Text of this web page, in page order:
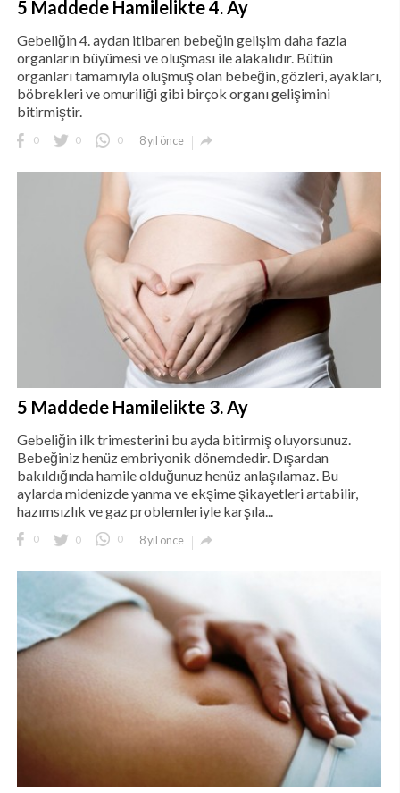
5 Maddede Hamilelikte 4. Ay
Gebeliğin 4. aydan itibaren bebeğin gelişim daha fazla
organların büyümesi ve oluşması ile alakalıdır. Bütün
organları tamamıyla oluşmuş olan bebeğin, gözleri, ayakları,
böbrekleri ve omuriliği gibi birçok organı gelişimini
bitirmiştir.
0 0 0 8 yıl önce 
5 Maddede Hamilelikte 3. Ay
Gebeliğin ilk trimesterini bu ayda bitirmiş oluyorsunuz.
Bebeğiniz henüz embriyonik dönemdedir. Dışardan
bakıldığında hamile olduğunuz henüz anlaşılamaz. Bu
aylarda midenizde yanma ve ekşime şikayetleri artabilir,
hazımsızlık ve gaz problemleriyle karşıla...
0 0 0 8 yıl önce 